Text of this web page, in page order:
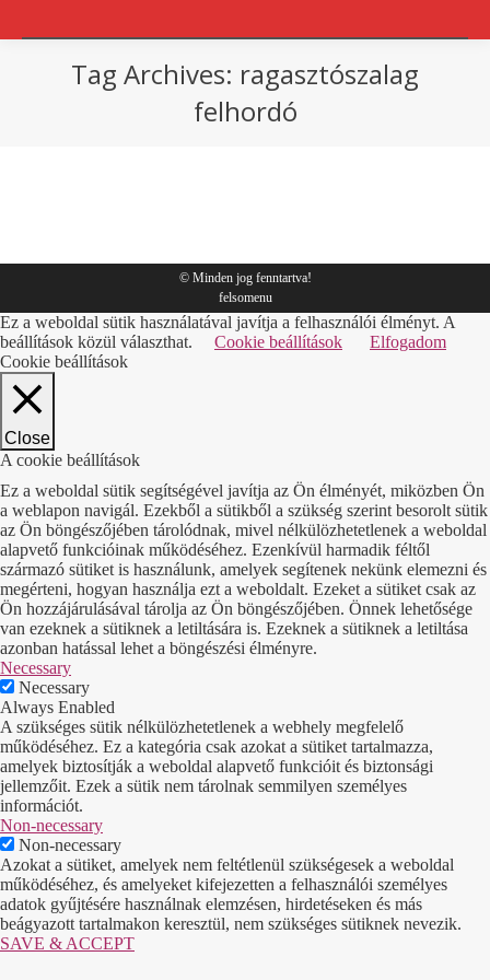
Tag Archives: ragasztószalag
felhordó
© Minden jog fenntartva!
felsomenu
Ez a weboldal sütik használatával javítja a felhasználói élményt. A
beállítások közül választhat.
Cookie beállítások
Elfogadom
Cookie beállítások
Close
A cookie beállítások
Ez a weboldal sütik segítségével javítja az Ön élményét, miközben Ön
a weblapon navigál. Ezekből a sütikből a szükség szerint besorolt sütik
az Ön böngészőjében tárolódnak, mivel nélkülözhetetlenek a weboldal
alapvető funkcióinak működéséhez. Ezenkívül harmadik féltől
származó sütiket is használunk, amelyek segítenek nekünk elemezni és
megérteni, hogyan használja ezt a weboldalt. Ezeket a sütiket csak az
Ön hozzájárulásával tárolja az Ön böngészőjében. Önnek lehetősége
van ezeknek a sütiknek a letiltására is. Ezeknek a sütiknek a letiltása
azonban hatással lehet a böngészési élményre.
Necessary
Necessary
Always Enabled
A szükséges sütik nélkülözhetetlenek a webhely megfelelő
működéséhez. Ez a kategória csak azokat a sütiket tartalmazza,
amelyek biztosítják a weboldal alapvető funkcióit és biztonsági
jellemzőit. Ezek a sütik nem tárolnak semmilyen személyes
információt.
Non-necessary
Non-necessary
Azokat a sütiket, amelyek nem feltétlenül szükségesek a weboldal
működéséhez, és amelyeket kifejezetten a felhasználói személyes
adatok gyűjtésére használnak elemzésen, hirdetéseken és más
beágyazott tartalmakon keresztül, nem szükséges sütiknek nevezik.
SAVE & ACCEPT